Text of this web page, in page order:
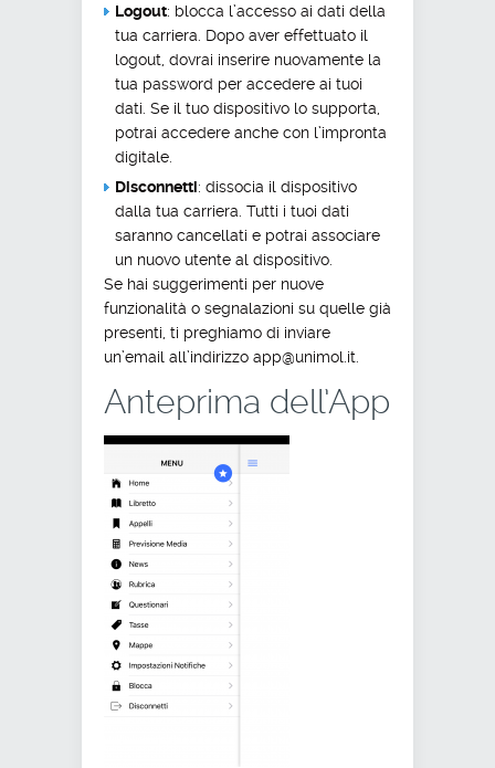
Logout: blocca l’accesso ai dati della
tua carriera. Dopo aver effettuato il
logout, dovrai inserire nuovamente la
tua password per accedere ai tuoi
dati. Se il tuo dispositivo lo supporta,
potrai accedere anche con l’impronta
digitale.
Disconnetti: dissocia il dispositivo
dalla tua carriera. Tutti i tuoi dati
saranno cancellati e potrai associare
un nuovo utente al dispositivo.
Se hai suggerimenti per nuove
funzionalità o segnalazioni su quelle già
presenti, ti preghiamo di inviare
un’email all’indirizzo app@unimol.it.
Anteprima dell’App